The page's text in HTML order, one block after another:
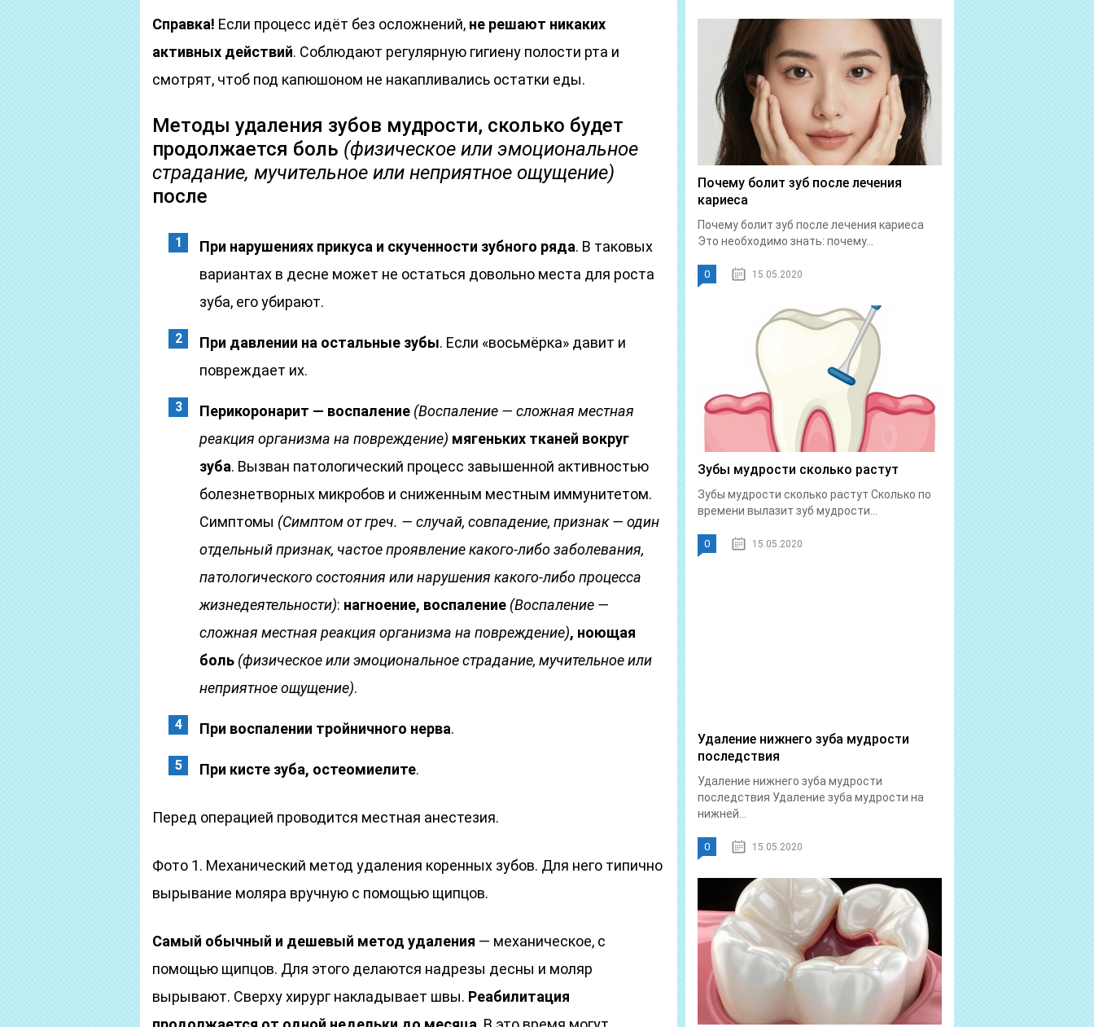
Справка! Если процесс идёт без осложнений, не решают никаких
активных действий. Соблюдают регулярную гигиену полости рта и
смотрят, чтоб под капюшоном не накапливались остатки еды.
Методы удаления зубов мудрости, сколько будет
продолжается боль (физическое или эмоциональное
страдание, мучительное или неприятное ощущение)
после
При нарушениях прикуса и скученности зубного ряда. В таковых
вариантах в десне может не остаться довольно места для роста
зуба, его убирают.
При давлении на остальные зубы. Если «восьмёрка» давит и
повреждает их.
Перикоронарит — воспаление (Воспаление — сложная местная
реакция организма на повреждение) мягеньких тканей вокруг
зуба. Вызван патологический процесс завышенной активностью
болезнетворных микробов и сниженным местным иммунитетом.
Симптомы (Симптом от греч. — случай, совпадение, признак — один
отдельный признак, частое проявление какого-либо заболевания,
патологического состояния или нарушения какого-либо процесса
жизнедеятельности): нагноение, воспаление (Воспаление —
сложная местная реакция организма на повреждение), ноющая
боль (физическое или эмоциональное страдание, мучительное или
неприятное ощущение).
При воспалении тройничного нерва.
При кисте зуба, остеомиелите.
Перед операцией проводится местная анестезия.
Фото 1. Механический метод удаления коренных зубов. Для него типично
вырывание моляра вручную с помощью щипцов.
Самый обычный и дешевый метод удаления — механическое, с
помощью щипцов. Для этого делаются надрезы десны и моляр
вырывают. Сверху хирург накладывает швы. Реабилитация
Почему болит зуб после лечения
кариеса
Почему болит зуб после лечения кариеса
Это необходимо знать: почему...
0 15.05.2020
Зубы мудрости сколько растут
Зубы мудрости сколько растут Сколько по
времени вылазит зуб мудрости...
0 15.05.2020
Удаление нижнего зуба мудрости
последствия
Удаление нижнего зуба мудрости
последствия Удаление зуба мудрости на
нижней...
0 15.05.2020